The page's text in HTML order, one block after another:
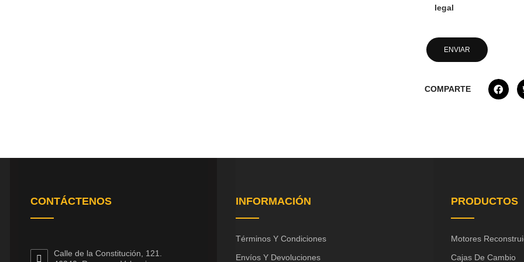
legal
COMPARTE
CONTÁCTENOS
Calle de la Constitución, 121.
INFORMACIÓN
Términos Y Condiciones
Envíos Y Devoluciones
PRODUCTOS
Motores
Cajas De Cambio